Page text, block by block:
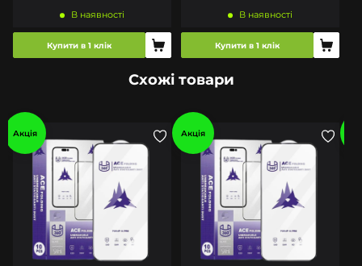
В наявності
Купити в 1 клік
В наявності
Купити в 1 клік
Схожі товари
Акція Акція